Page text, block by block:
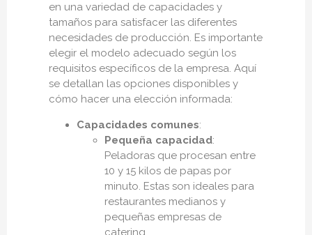
en una variedad de capacidades y
tamaños para satisfacer las diferentes
necesidades de producción. Es importante
elegir el modelo adecuado según los
requisitos específicos de la empresa. Aquí
se detallan las opciones disponibles y
cómo hacer una elección informada:
Capacidades comunes:
Pequeña capacidad:
Peladoras que procesan entre
10 y 15 kilos de papas por
minuto. Estas son ideales para
restaurantes medianos y
pequeñas empresas de
catering.